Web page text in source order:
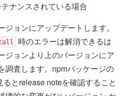
ナンスされている場合
ョンにアップデートします。
時のエラーは解消できるは
ジョンより上のバージョンにア
調査します。npmパッケージの
とrelease noteを確認すること